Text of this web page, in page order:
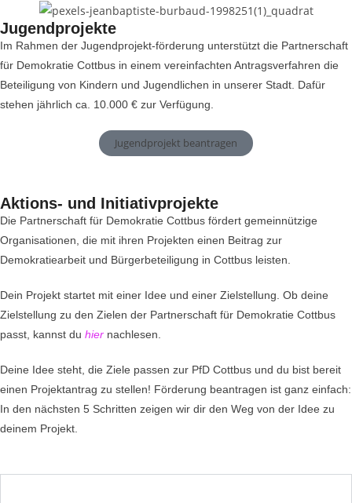
Jugendprojekte
Im Rahmen der Jugendprojekt-förderung unterstützt die Partnerschaft
für Demokratie Cottbus in einem vereinfachten Antragsverfahren die
Beteiligung von Kindern und Jugendlichen in unserer Stadt. Dafür
stehen jährlich ca. 10.000 € zur Verfügung.
Jugendprojekt beantragen
Aktions- und Initiativprojekte
Die Partnerschaft für Demokratie Cottbus fördert gemeinnützige
Organisationen, die mit ihren Projekten einen Beitrag zur
Demokratiearbeit und Bürgerbeteiligung in Cottbus leisten.
Dein Projekt startet mit einer Idee und einer Zielstellung. Ob deine
Zielstellung zu den Zielen der Partnerschaft für Demokratie Cottbus
passt, kannst du hier nachlesen.
Deine Idee steht, die Ziele passen zur PfD Cottbus und du bist bereit
einen Projektantrag zu stellen! Förderung beantragen ist ganz einfach:
In den nächsten 5 Schritten zeigen wir dir den Weg von der Idee zu
deinem Projekt.